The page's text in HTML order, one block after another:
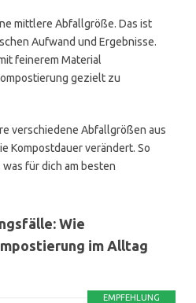
mittlere Abfallgröße. Das ist
Aufwand und Ergebnisse.
feinerem Material
gezielt zu
verschiedene Abfallgrößen aus
Kompostdauer verändert. So
für dich am besten
Wie
im Alltag
EMPFEHLUNG